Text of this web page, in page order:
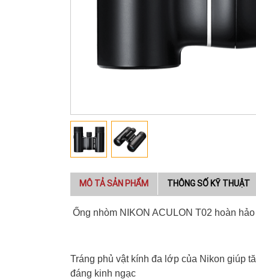
MÔ TẢ SẢN PHẨM THÔNG SỐ KỸ THUẬT
Ống nhòm NIKON ACULON T02 hoàn
Tráng phủ vật kính đa lớp của Nikon giúp
đáng kinh ngạc